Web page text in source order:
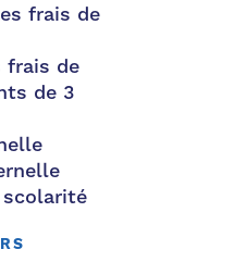
frais de
frais de
de 3